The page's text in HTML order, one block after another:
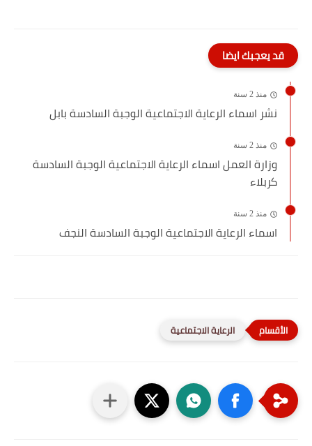
قد يعجبك ايضا
منذ 2 سنة
نشر اسماء الرعاية الاجتماعية الوجبة السادسة بابل
منذ 2 سنة
وزارة العمل اسماء الرعاية الاجتماعية الوجبة السادسة
كربلاء
منذ 2 سنة
اسماء الرعاية الاجتماعية الوجبة السادسة النجف
الرعاية الاجتماعية